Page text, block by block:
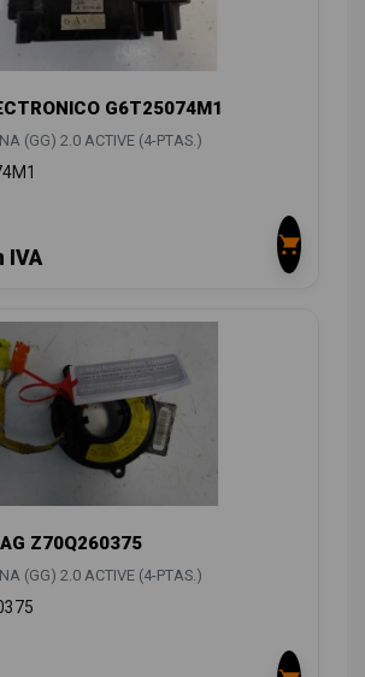
G6T25074M1
(GG) 2.0 ACTIVE (4-PTAS.)
IVA
Z70Q260375
(GG) 2.0 ACTIVE (4-PTAS.)